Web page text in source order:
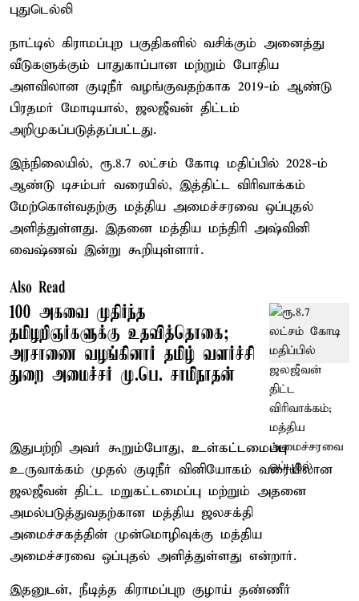
புதுடெல்லி
நாட்டில் கிராமப்புற பகுதிகளில் வசிக்கும் அனைத்து
வீடுகளுக்கும் பாதுகாப்பான மற்றும் போதிய
அளவிலான குடிநீர் வழங்குவதற்காக 2019-ம் ஆண்டு
பிரதமர் மோடியால், ஜலஜீவன் திட்டம்
அறிமுகப்படுத்தப்பட்டது.
இந்நிலையில், ரூ.8.7 லட்சம் கோடி மதிப்பில் 2028-ம்
ஆண்டு டிசம்பர் வரையில், இத்திட்ட விரிவாக்கம்
மேற்கொள்வதற்கு மத்திய அமைச்சரவை ஒப்புதல்
அளித்துள்ளது. இதனை மத்திய மந்திரி அஷ்வினி
வைஷ்ணவ் இன்று கூறியுள்ளார்.
Also Read
100 அகவை முதிர்ந்த
தமிழறிஞர்களுக்கு உதவித்தொகை;
அரசாணை வழங்கினார் தமிழ் வளர்ச்சி
துறை அமைச்சர் மு.பெ. சாமிநாதன்
இதுபற்றி அவர் கூறும்போது, உள்கட்டமைப்பு
உருவாக்கம் முதல் குடிநீர் வினியோகம் வரையிலான
ஜலஜீவன் திட்ட மறுகட்டமைப்பு மற்றும் அதனை
அமல்படுத்துவதற்கான மத்திய ஜலசக்தி
அமைச்சகத்தின் முன்மொழிவுக்கு மத்திய
அமைச்சரவை ஒப்புதல் அளித்துள்ளது என்றார்.
இதனுடன், நீடித்த கிராமப்புற குழாய் தண்ணீர்